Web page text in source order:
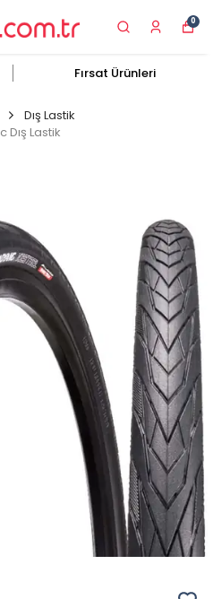
0
Fırsat Ürünleri
Dış Lastik
Lastik